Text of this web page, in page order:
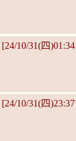
[24/10/31(四
[24/10/31(四